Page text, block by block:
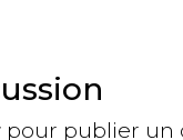
pour publier un